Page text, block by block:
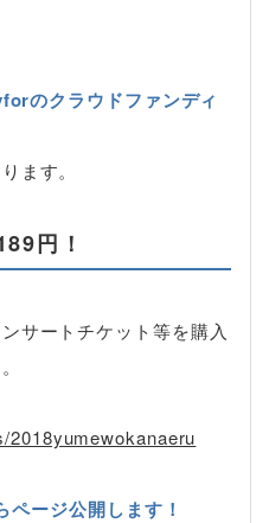
のクラウドファンディ
ます。
円！
サートチケット等を購入
ージ公開します！